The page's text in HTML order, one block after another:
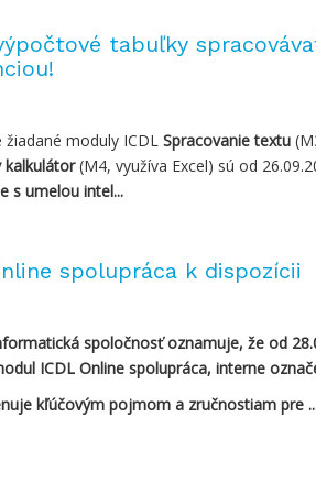
tabuľky
žiadané moduly ICDL Spracovanie textu
kalkulátor(M4, využíva Excel) sú od
s umelou intel...
spolupráca k dispozícii
spoločnosť oznamuje, že od
ICDL Online spolupráca, interne
kľúčovým pojmom a zručnostiam pre